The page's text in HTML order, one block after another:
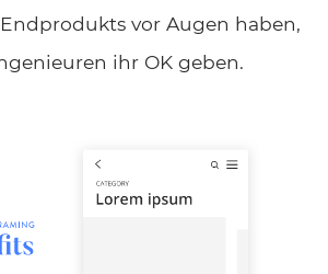
vor Augen haben,
ihr OK geben.